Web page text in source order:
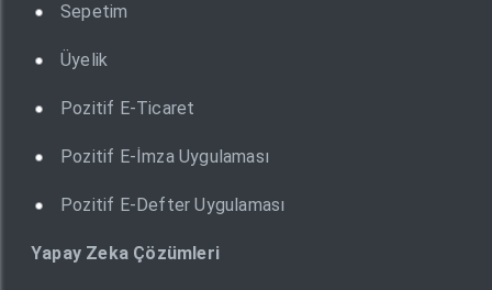
Sepetim
Üyelik
Pozitif E-Ticaret
Pozitif E-İmza Uygulaması
Pozitif E-Defter Uygulaması
Yapay Zeka Çözümleri